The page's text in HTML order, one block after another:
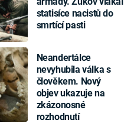
statisíce nacistů do
smrtící pasti
Neandertálce
nevyhubila válka s
člověkem. Nový
objev ukazuje na
zkázonosné
rozhodnutí